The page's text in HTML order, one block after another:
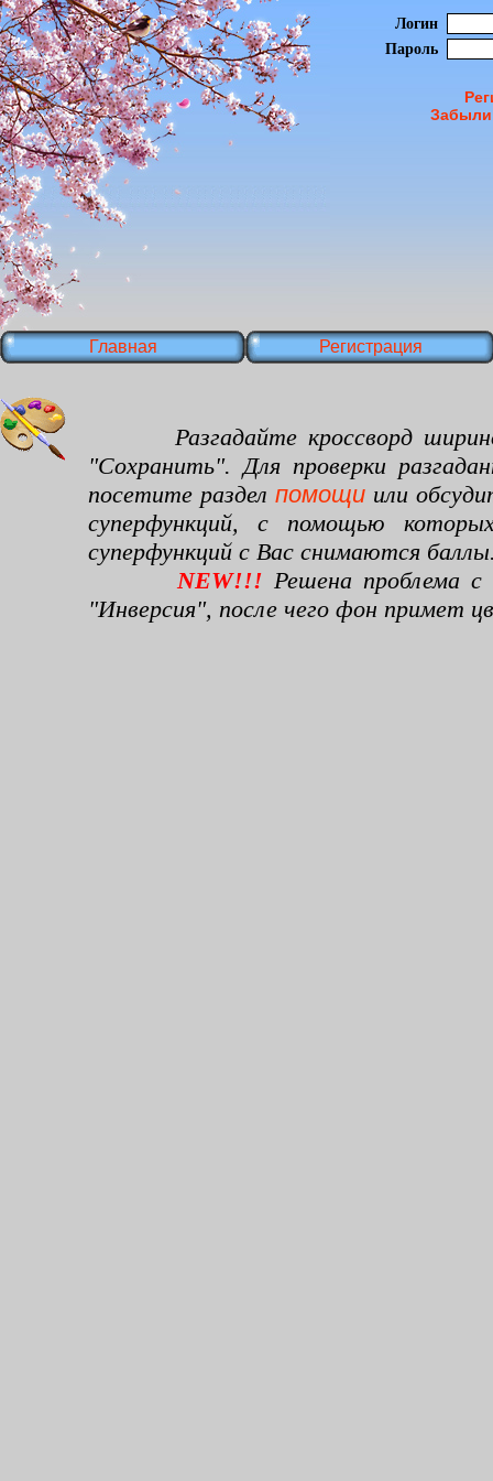
Логин
Пароль
Забыли
Главная Регистрация
Разгадайте кроссворд шириной
"Сохранить". Для проверки
посетите раздел помощиили
суперфункций, с помощью
суперфункций с Вас снимаются
NEW!!! Решена проблема
"Инверсия", после чего фон примет